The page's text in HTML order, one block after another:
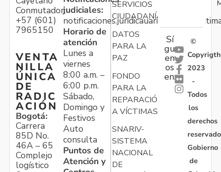
Conmutador:
+57 (601)
7965150
VENTA
NILLA
ÚNICA
DE
RADIC
ACIÓN
Bogotá:
Carrera
85D No.
46A – 65
Complejo
logístico
judiciales:
Horario de
atención
Lunes a
viernes
8:00 a.m. –
6:00 p.m.
Sábado,
Domingo y
Festivos
Auto
consulta
Puntos de
Atención y
SERVICIOS
CIUDADANÍA
DATOS
PARA LA
PAZ
FONDO
PARA LA
REPARACIÓN
A VÍCTIMAS
SNARIV-
SISTEMA
NACIONAL
DE
Sí
gu
en
os
en:
©
Copyrigth
2023
-
Todos
los
derechos
Gobierno
de